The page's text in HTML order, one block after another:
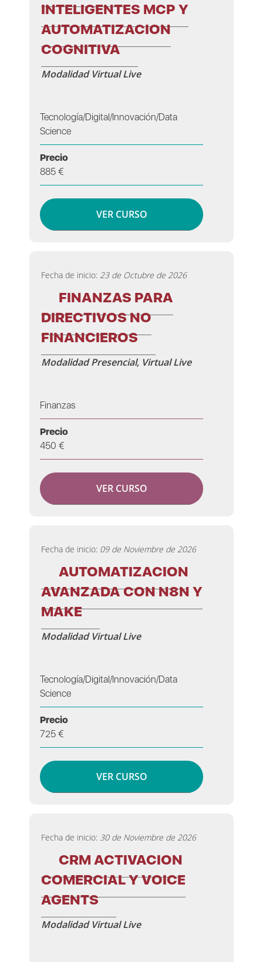
INTELIGENTES MCP Y
AUTOMATIZACION
COGNITIVA
Modalidad Virtual Live
Tecnología/Digital/Innovación/Data
Science
Precio
885 €
VER CURSO
Fecha de inicio: 23 de Octubre de 2026
FINANZAS PARA
DIRECTIVOS NO
FINANCIEROS
Modalidad Presencial, Virtual Live
Finanzas
Precio
450 €
VER CURSO
Fecha de inicio: 09 de Noviembre de 2026
AUTOMATIZACION
AVANZADA CON N8N Y
MAKE
Modalidad Virtual Live
Tecnología/Digital/Innovación/Data
Science
Precio
725 €
VER CURSO
Fecha de inicio: 30 de Noviembre de 2026
CRM ACTIVACION
COMERCIAL Y VOICE
AGENTS
Modalidad Virtual Live